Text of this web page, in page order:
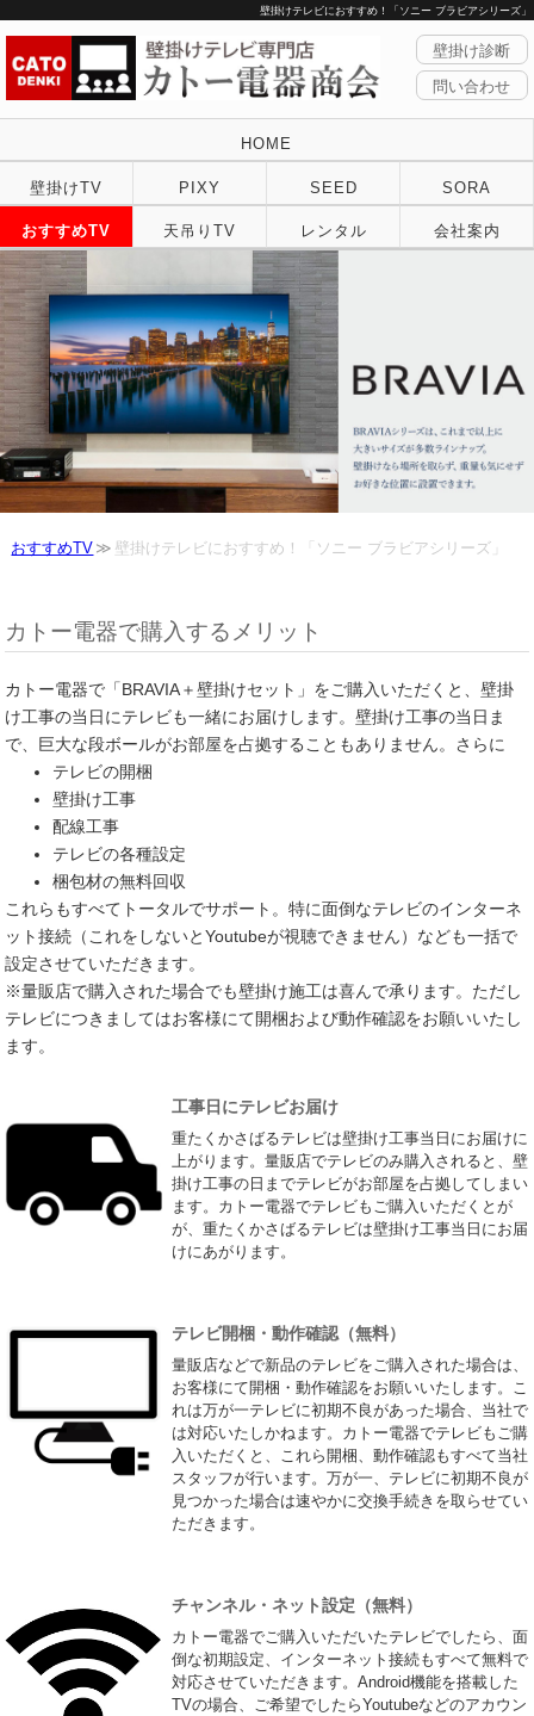
壁掛けテレビにおすすめ！「ソニー ブラビアシリーズ」
壁掛け診断
問い合わせ
HOME
壁掛けTV PIXY SEED SORA
おすすめTV 天吊りTV レンタル 会社案内
おすすめTV 壁掛けテレビにおすすめ！「ソニー ブラビアシリーズ」
カトー電器で購入するメリット
カトー電器で「BRAVIA＋壁掛けセット」をご購入いただくと、壁掛
け工事の当日にテレビも一緒にお届けします。壁掛け工事の当日ま
で、巨大な段ボールがお部屋を占拠することもありません。さらに
テレビの開梱
壁掛け工事
配線工事
テレビの各種設定
梱包材の無料回収
これらもすべてトータルでサポート。特に面倒なテレビのインターネ
ット接続（これをしないとYoutubeが視聴できません）なども一括で
設定させていただきます。
※量販店で購入された場合でも壁掛け施工は喜んで承ります。ただし
テレビにつきましてはお客様にて開梱および動作確認をお願いいたし
ます。
工事日にテレビお届け
重たくかさばるテレビは壁掛け工事当日にお届けに
上がります。量販店でテレビのみ購入されると、壁
掛け工事の日までテレビがお部屋を占拠してしまい
ます。カトー電器でテレビもご購入いただくとが
が、重たくかさばるテレビは壁掛け工事当日にお届
けにあがります。
テレビ開梱・動作確認（無料）
量販店などで新品のテレビをご購入された場合は、
お客様にて開梱・動作確認をお願いいたします。こ
れは万が一テレビに初期不良があった場合、当社で
は対応いたしかねます。カトー電器でテレビもご購
入いただくと、これら開梱、動作確認もすべて当社
スタッフが行います。万が一、テレビに初期不良が
見つかった場合は速やかに交換手続きを取らせてい
ただきます。
チャンネル・ネット設定（無料）
カトー電器でご購入いただいたテレビでしたら、面
倒な初期設定、インターネット接続もすべて無料で
対応させていただきます。Android機能を搭載した
TVの場合、ご希望でしたらYoutubeなどのアカウン